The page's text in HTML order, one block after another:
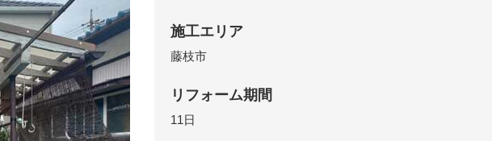
施工エリア
藤枝市
リフォーム期間
11日